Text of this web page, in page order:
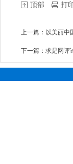
顶部 打
上一篇： 以美丽中
下一篇： 求是网评